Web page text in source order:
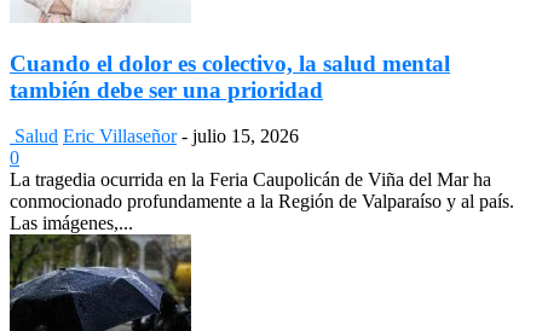
Cuando el dolor es colectivo, la salud mental
también debe ser una prioridad
Salud Eric Villaseñor - julio 15, 2026
0
La tragedia ocurrida en la Feria Caupolicán de Viña del Mar ha
conmocionado profundamente a la Región de Valparaíso y al país.
Las imágenes,...